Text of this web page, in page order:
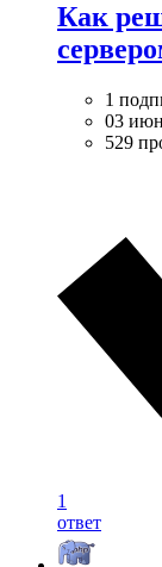
Как
1
03
529
1
ответ